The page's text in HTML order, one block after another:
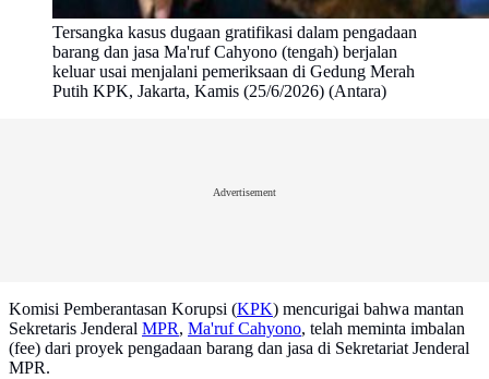
Tersangka kasus dugaan gratifikasi dalam pengadaan
barang dan jasa Ma'ruf Cahyono (tengah) berjalan
keluar usai menjalani pemeriksaan di Gedung Merah
Putih KPK, Jakarta, Kamis (25/6/2026) (Antara)
Advertisement
Komisi Pemberantasan Korupsi (KPK) mencurigai bahwa mantan
Sekretaris Jenderal MPR, Ma'ruf Cahyono, telah meminta imbalan
(fee) dari proyek pengadaan barang dan jasa di Sekretariat Jenderal
MPR.